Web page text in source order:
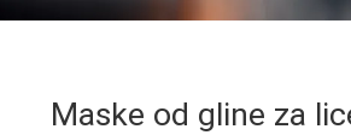
Maske od gline za